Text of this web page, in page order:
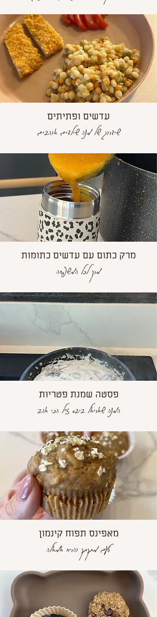
עדשים ופתיתים
שידרוג של מנה שילדים אוהבים
מרק כתום עם עדשים כתומות
מרק לכל המשפחה
פסטה שמנת פטריות
המנה שאריאל ביבס ז"ל הכי אהב
מאפינס תפוח קינמון
טעם מתקתק והריח אמאלה